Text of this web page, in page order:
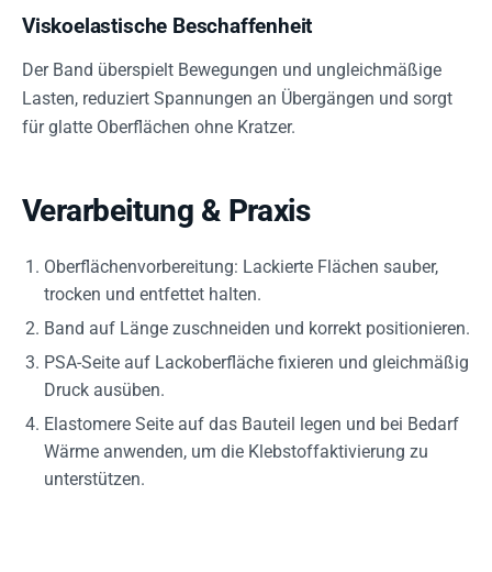
Viskoelastische Beschaffenheit
Der Band überspielt Bewegungen und ungleichmäßige
Lasten, reduziert Spannungen an Übergängen und sorgt
für glatte Oberflächen ohne Kratzer.
Verarbeitung & Praxis
Oberflächenvorbereitung: Lackierte Flächen sauber,
trocken und entfettet halten.
Band auf Länge zuschneiden und korrekt positionieren.
PSA-Seite auf Lackoberfläche fixieren und gleichmäßig
Druck ausüben.
Elastomere Seite auf das Bauteil legen und bei Bedarf
Wärme anwenden, um die Klebstoffaktivierung zu
unterstützen.